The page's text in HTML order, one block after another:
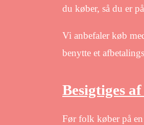
du køber, så du er
Vi anbefaler køb
benytte et
Besigtiges
Før folk køber på en